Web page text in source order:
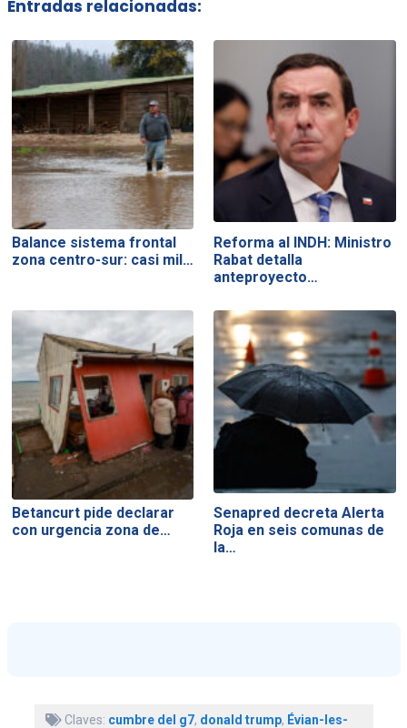
Entradas relacionadas:
Balance sistema frontal
zona centro-sur: casi mil…
Reforma al INDH: Ministro
Rabat detalla
anteproyecto…
Betancurt pide declarar
con urgencia zona de…
Senapred decreta Alerta
Roja en seis comunas de
la…
Claves: cumbre del g7, donald trump, Évian-les-